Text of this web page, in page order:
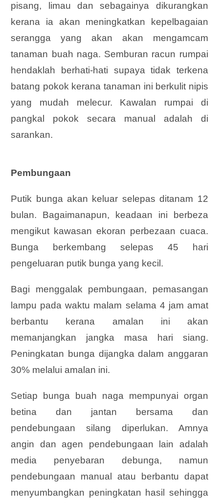
pisang, limau dan sebagainya dikurangkan
kerana ia akan meningkatkan kepelbagaian
serangga yang akan akan mengamcam
tanaman buah naga. Semburan racun rumpai
hendaklah berhati-hati supaya tidak terkena
batang pokok kerana tanaman ini berkulit nipis
yang mudah melecur. Kawalan rumpai di
pangkal pokok secara manual adalah di
sarankan.
Pembungaan
Putik bunga akan keluar selepas ditanam 12
bulan. Bagaimanapun, keadaan ini berbeza
mengikut kawasan ekoran perbezaan cuaca.
Bunga berkembang selepas 45 hari
pengeluaran putik bunga yang kecil.
Bagi menggalak pembungaan, pemasangan
lampu pada waktu malam selama 4 jam amat
berbantu kerana amalan ini akan
memanjangkan jangka masa hari siang.
Peningkatan bunga dijangka dalam anggaran
30% melalui amalan ini.
Setiap bunga buah naga mempunyai organ
betina dan jantan bersama dan
pendebungaan silang diperlukan. Amnya
angin dan agen pendebungaan lain adalah
media penyebaran debunga, namun
pendebungaan manual atau berbantu dapat
menyumbangkan peningkatan hasil sehingga